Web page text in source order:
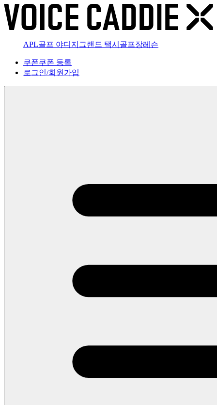
APL골프 야디지 그랜드 택시 골프장레슨
쿠폰쿠폰 등록
로그인/회원가입